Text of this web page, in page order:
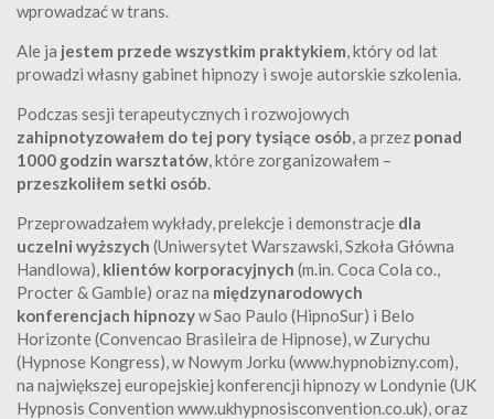
wprowadzać w trans.
Ale ja jestem przede wszystkim praktykiem, który od lat
prowadzi własny gabinet hipnozy i swoje autorskie szkolenia.
Podczas sesji terapeutycznych i rozwojowych
zahipnotyzowałem do tej pory tysiące osób, a przez ponad
1000 godzin warsztatów, które zorganizowałem –
przeszkoliłem setki osób.
Przeprowadzałem wykłady, prelekcje i demonstracje dla
uczelni wyższych (Uniwersytet Warszawski, Szkoła Główna
Handlowa), klientów korporacyjnych (m.in. Coca Cola co.,
Procter & Gamble) oraz na międzynarodowych
konferencjach hipnozyw Sao Paulo (HipnoSur) i Belo
Horizonte (Convencao Brasileira de Hipnose), w Zurychu
(Hypnose Kongress), w Nowym Jorku (www.hypnobizny.com),
na największej europejskiej konferencji hipnozy w Londynie (UK
Hypnosis Convention www.ukhypnosisconvention.co.uk), oraz